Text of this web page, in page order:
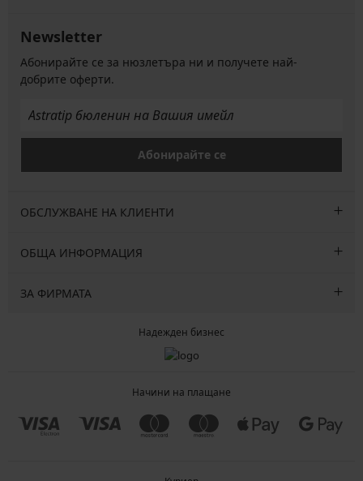
Newsletter
Абонирайте се за нюзлетъра ни и получете най-
добрите оферти.
Абонирайте се
ОБСЛУЖВАНЕ НА КЛИЕНТИ
ОБЩА ИНФОРМАЦИЯ
ЗА ФИРМАТА
Надежден бизнес
Начини на плащане